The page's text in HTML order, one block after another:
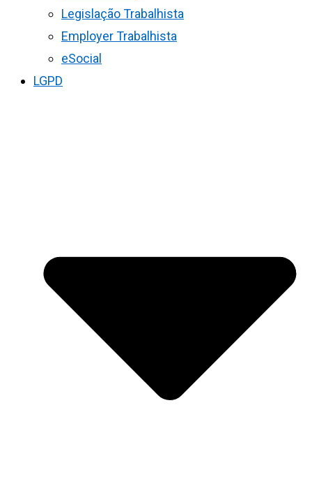
Legislação Trabalhista
Employer Trabalhista
eSocial
LGPD